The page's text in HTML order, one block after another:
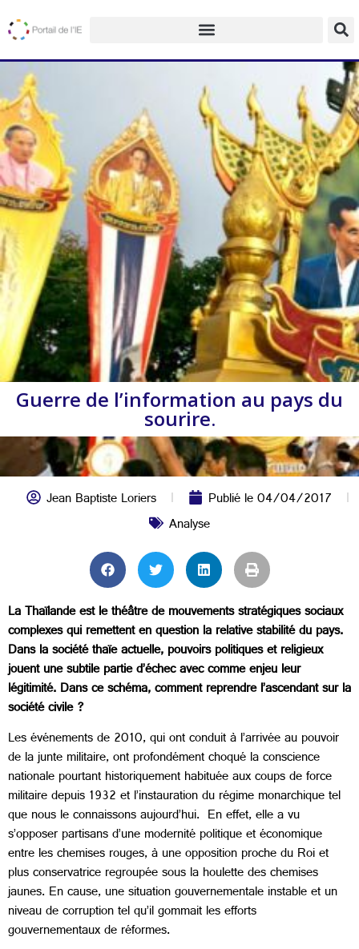
Guerre de l’information au pays du
sourire.
Jean Baptiste Loriers Publié le04/04/2017
Analyse
La Thaïlande est le théâtre de mouvements stratégiques sociaux
complexes qui remettent en question la relative stabilité du pays.
Dans la société thaïe actuelle, pouvoirs politiques et religieux
jouent une subtile partie d’échec avec comme enjeu leur
légitimité. Dans ce schéma, comment reprendre l’ascendant sur la
société civile ?
Les événements de 2010, qui ont conduit à l’arrivée au pouvoir
de la junte militaire, ont profondément choqué la conscience
nationale pourtant historiquement habituée aux coups de force
militaire depuis 1932 et l’instauration du régime monarchique tel
que nous le connaissons aujourd’hui. En effet, elle a vu
s’opposer partisans d’une modernité politique et économique
entre les chemises rouges, à une opposition proche du Roi et
plus conservatrice regroupée sous la houlette des chemises
jaunes. En cause, une situation gouvernementale instable et un
niveau de corruption tel qu’il gommait les efforts
gouvernementaux de réformes.